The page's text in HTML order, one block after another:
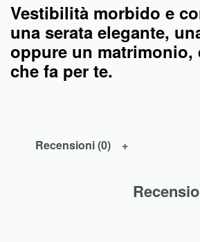
Vestibilità morbido e
una serata elegante,
oppure un
che fa per te.
Recensioni (0)